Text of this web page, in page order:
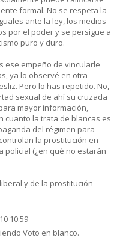
formal. No se respeta la
ante la ley, los medios
por el poder y se persigue a
puro y duro.
ese empeño de vincularle
ya lo observé en otra
Pero lo has repetido. No,
sexual de ahí su cruzada
mayor información,
cuanto la trata de blancas es
del régimen para
la prostitución en
policial (¿en qué no estarán
y de la prostitución
10:59
Voto en blanco.